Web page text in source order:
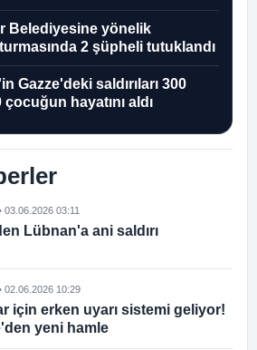
Belediyesine yönelik
2 şüpheli tutuklandı
Gazze'deki saldırıları 300
hayatını aldı
03.06.2026 03:11
Lübnan'a ani saldırı
02.06.2026 10:29
için erken uyarı sistemi geliyor!
yeni hamle